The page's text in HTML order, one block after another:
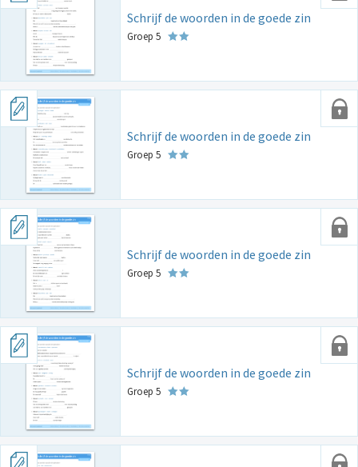
Schrijf de woorden in de goede zin
Groep 5
Schrijf de woorden in de goede zin
Groep 5
Schrijf de woorden in de goede zin
Groep 5
Schrijf de woorden in de goede zin
Groep 5